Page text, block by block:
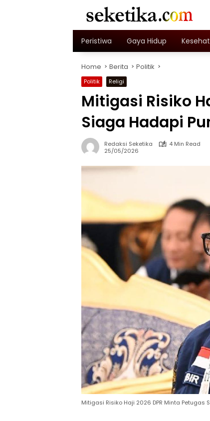
Peristiwa Gaya Hidup
Home Berita Politik
Politik Religi
Mitigasi Risiko
Siaga Hadapi
Redaksi Seketika
4 Min Read
25/05/2026
Mitigasi Risiko Haji 2026 DPR Minta Petugas